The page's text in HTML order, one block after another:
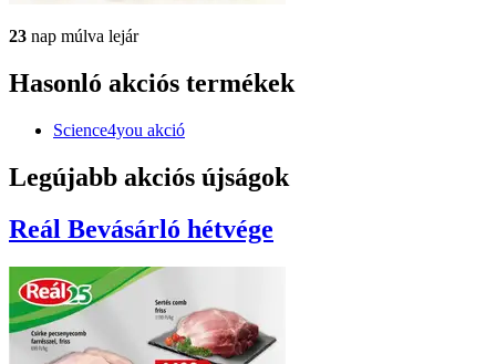
23 nap múlva lejár
Hasonló akciós termékek
Science4you akció
Legújabb akciós újságok
Reál Bevásárló hétvége